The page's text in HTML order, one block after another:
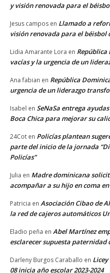
y visión renovada para el
Jesus campos en Llamado a
visión renovada para el béisbol
Lidia Amarante Lora en República
vacías y la urgencia de un
Ana fabian en República
urgencia de un liderazgo
Isabel en SeNaSa entrega
Boca Chica para mejorar su
24Cot en Policías plantean
parte del inicio de la jornada
Policías”
Julia en Madre dominicana
acompañar a su hijo en coma en
Patricia en Asociación Cibao de
la red de cajeros automáticos
Eladio peña en Abel Martínez
esclarecer supuesta paternidad
Darleny Burgos Caraballo en
08 inicia año escolar 2023-2024